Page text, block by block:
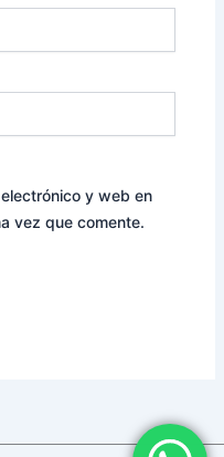
y web en
vez que comente.